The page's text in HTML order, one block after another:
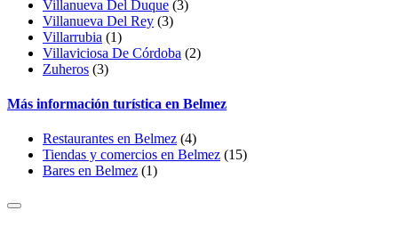
Villanueva Del Duque (3)
Villanueva Del Rey (3)
Villarrubia (1)
Villaviciosa De Córdoba (2)
Zuheros (3)
Más información turística en Belmez
Restaurantes en Belmez (4)
Tiendas y comercios en Belmez (15)
Bares en Belmez (1)